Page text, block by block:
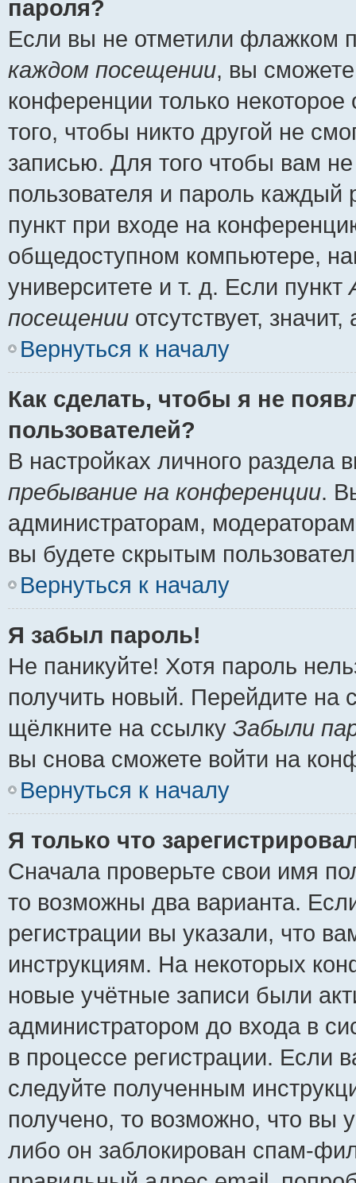
пароля?
Если вы не отметили флажком
каждом посещении, вы
конференции только
того, чтобы никто другой не
записью. Для того чтобы вам
пользователя и пароль
пункт при входе на
общедоступном компьютере,
университете и т. д. Если пункт
посещении отсутствует,
Вернуться к началу
Как сделать, чтобы я не
пользователей?
В настройках личного
пребывание на конференции.
администраторам,
вы будете скрытым
Вернуться к началу
Я забыл пароль!
Не паникуйте! Хотя пароль
получить новый. Перейдите на
щёлкните на ссылку Забыли
вы снова сможете войти на
Вернуться к началу
Я только что
Сначала проверьте свои имя
то возможны два варианта.
регистрации вы указали, что
инструкциям. На некоторых
новые учётные записи были
администратором до входа в
в процессе регистрации.
следуйте полученным
получено, то возможно, что вы
либо он заблокирован спам-